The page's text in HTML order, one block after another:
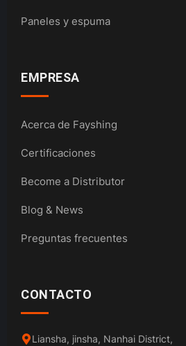
Paneles y espuma
EMPRESA
Acerca de Fayshing
Certificaciones
Become a Distributor
Blog & News
Preguntas frecuentes
CONTACTO
Liansha, jinsha, Nanhai District,